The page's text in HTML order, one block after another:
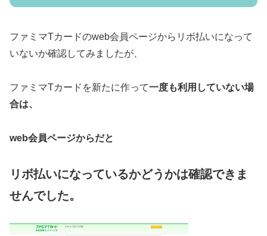
ファミマTカードのweb会員ページからリボ払いになって
いないか確認してみましたが、
ファミマTカードを新たに作って一度も利用していない場
合は、
web会員ページからだと
リボ払いになっているかどうかは確認できま
せんでした。